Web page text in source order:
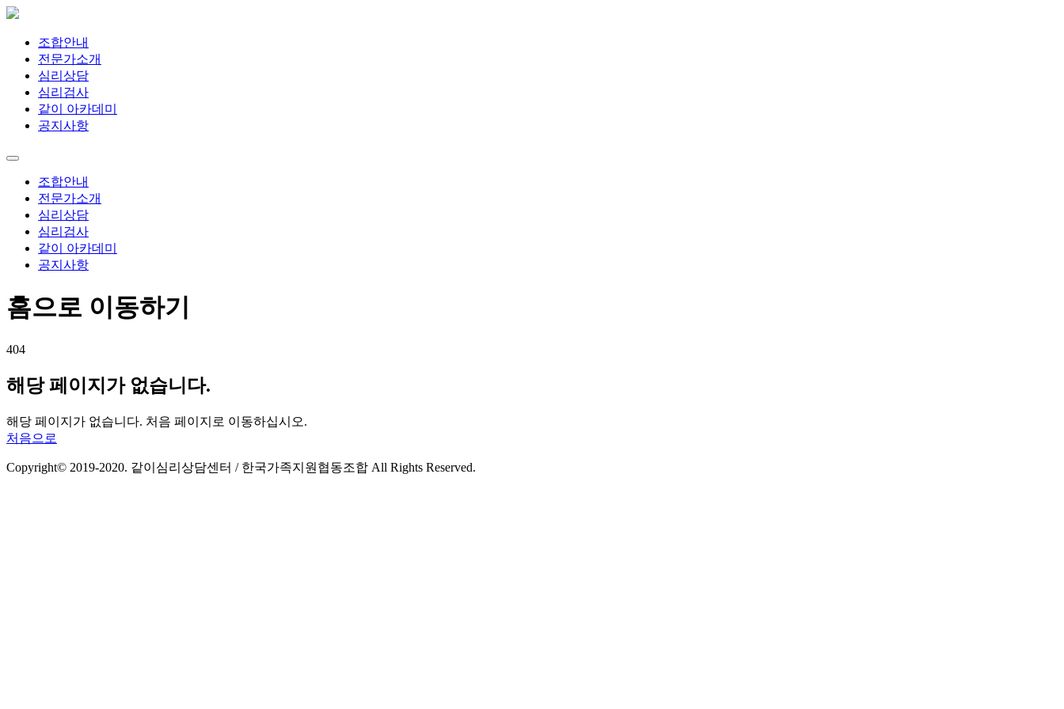
조합안내
전문가소개
심리상담
심리검사
같이 아카데미
공지사항
조합안내
전문가소개
심리상담
심리검사
같이 아카데미
공지사항
홈으로 이동하기
404
해당 페이지가 없습니다.
해당 페이지가 없습니다. 처음 페이지로 이동하십시오.
처음으로
Copyright© 2019-2020. 같이심리상담센터 / 한국가족지원협동조합 All Rights Reserved.